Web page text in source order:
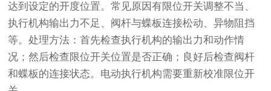
达到设定的开度位置。常见原因有限位开关调整不当、
执行机构输出力不足、阀杆与蝶板连接松动、异物阻挡
等。处理方法：首先检查执行机构的输出力和动作情
况；然后检查限位开关位置是否正确；良好后检查阀杆
和蝶板的连接状态。电动执行机构需要重新校准限位开